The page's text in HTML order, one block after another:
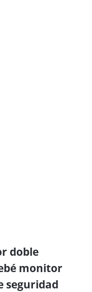
doble
monitor
seguridad